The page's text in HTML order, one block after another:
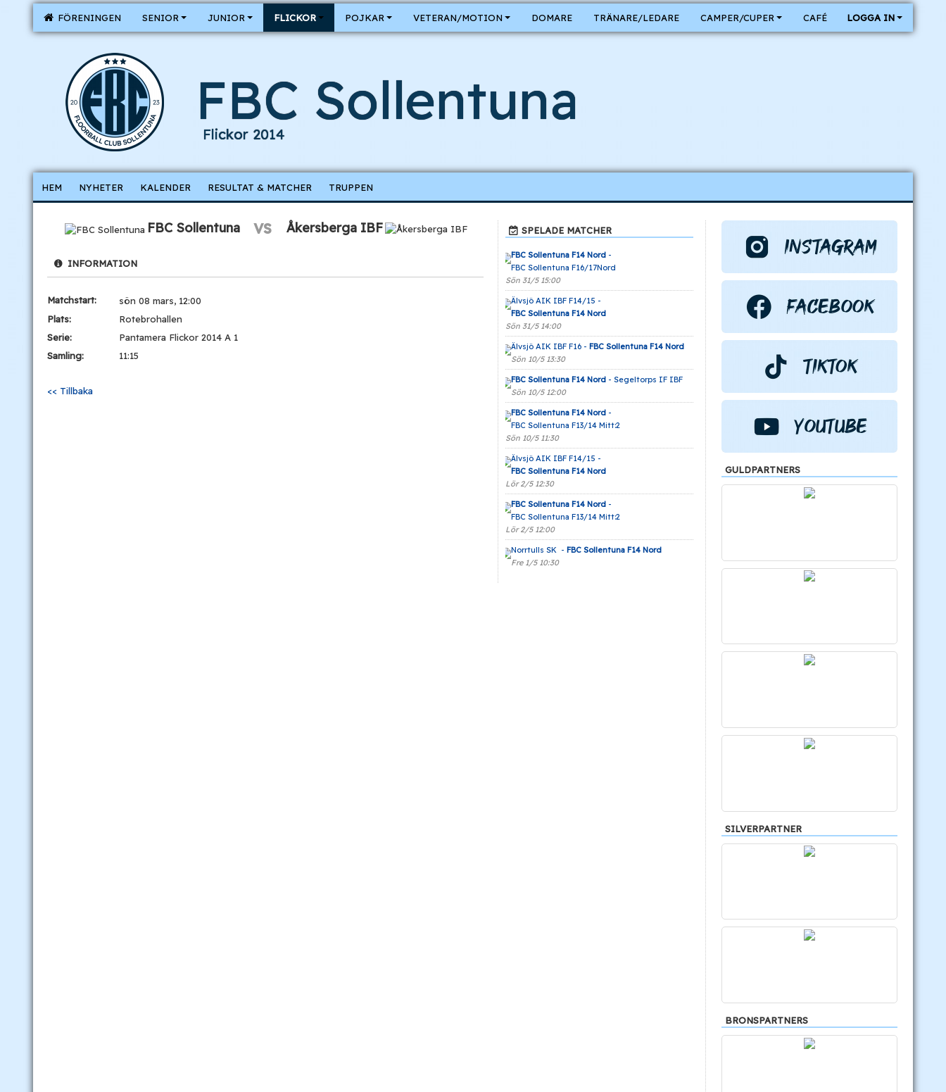
FÖRENINGEN SENIOR JUNIOR FLICKOR POJKAR VETERAN/MOTION DOMARE TRÄNARE/LEDARE CAMPER/CUPER CAFÉ LOGGA IN
FBC Sollentuna
Flickor 2014
HEM NYHETER KALENDER RESULTAT & MATCHER TRUPPEN
FBC Sollentuna vs Åkersberga IBF
INFORMATION
Matchstart:
sön 08 mars, 12:00
Plats:
Rotebrohallen
Serie:
Pantamera Flickor 2014 A 1
Samling:
11:15
<< Tillbaka
SPELADE MATCHER
FBC Sollentuna F14 Nord-
FBC Sollentuna F16/17Nord
Sön 31/5 15:00
Älvsjö AIK IBF F14/15 -
FBC Sollentuna F14 Nord
Sön 31/5 14:00
Älvsjö AIK IBF F16 - FBC Sollentuna F14 Nord
Sön 10/5 13:30
FBC Sollentuna F14 Nord- Segeltorps IF IBF
Sön 10/5 12:00
FBC Sollentuna F14 Nord-
FBC Sollentuna F13/14 Mitt:2
Sön 10/5 11:30
Älvsjö AIK IBF F14/15 -
FBC Sollentuna F14 Nord
Lör 2/5 12:30
FBC Sollentuna F14 Nord-
FBC Sollentuna F13/14 Mitt:2
Lör 2/5 12:00
Norrtulls SK - FBC Sollentuna F14 Nord
Fre 1/5 10:30
GULDPARTNERS
SILVERPARTNER
BRONSPARTNERS